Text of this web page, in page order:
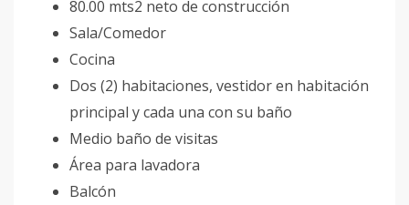
80.00 mts2 neto de construcción
Sala/Comedor
Cocina
Dos (2) habitaciones, vestidor en habitación
principal y cada una con su baño
Medio baño de visitas
Área para lavadora
Balcón